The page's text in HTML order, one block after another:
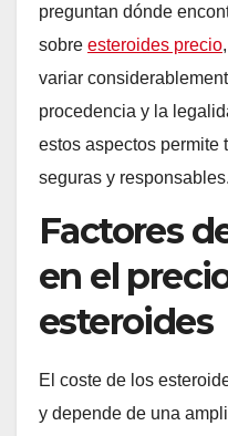
preguntan dónde
sobre esteroides precio
variar
procedencia y la
estos aspectos permite
seguras y responsables.
Factores
en el
esteroides
El coste de los
y depende de una